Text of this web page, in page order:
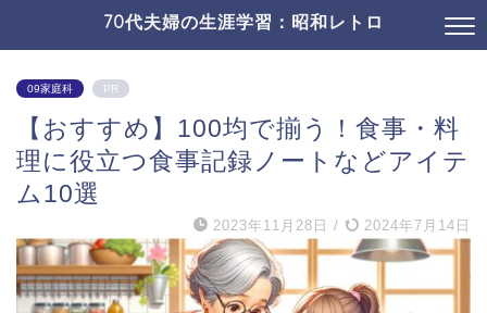
70代夫婦の生涯学習：昭和レトロ
09家庭科 PR
【おすすめ】100均で揃う！食事・料
理に役立つ食事記録ノートなどアイテ
ム10選
2023年11月28日 / 2024年7月14日